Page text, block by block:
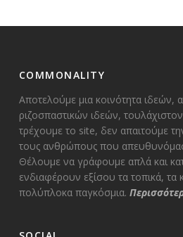
COMMONALITY
Αποτελούμε μια κοινότητα ιδεών,
ριζοσπαστικών ιδεών,
τρέχουμε το site, δεν απαιτούμε
τους ανθρώπους που
Θέλουμε να γράφουμε απλά και
ενδιαφέρουν εξίσου τα τοπικά, τα
πολύπλοκα παγκόσμια.